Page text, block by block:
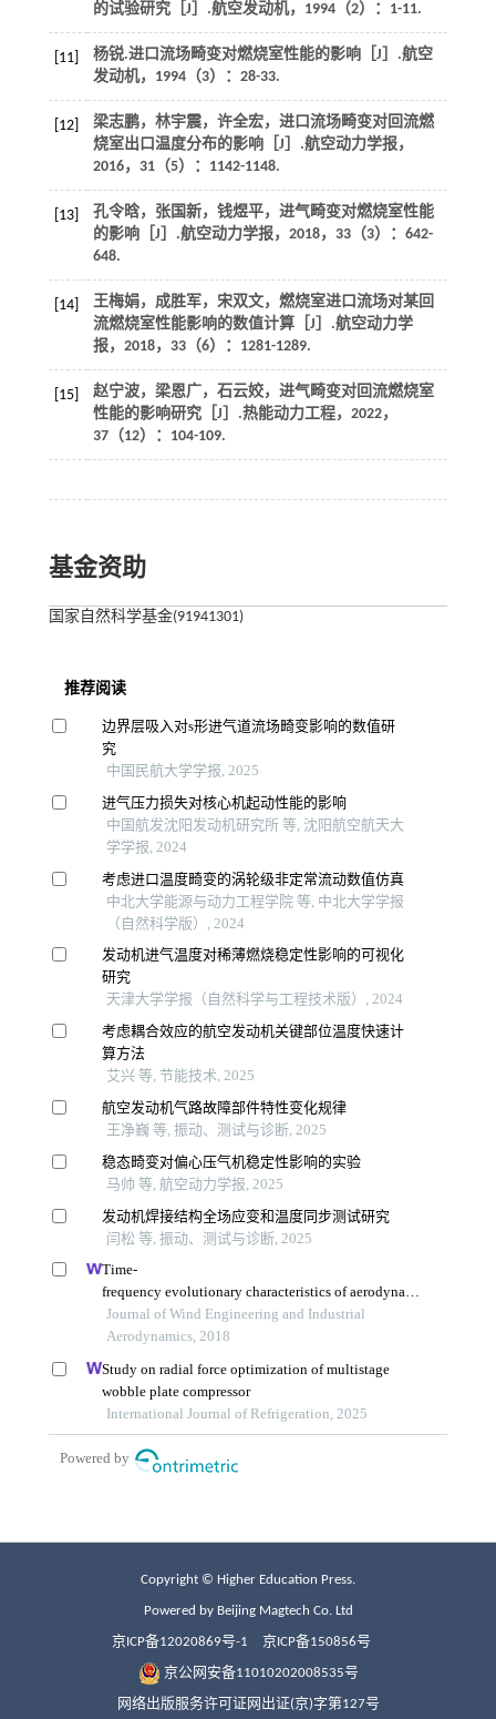
的试验研究［J］.航空发动机， 1994（2）：1-11.
[11] 杨锐.进口流场畸变对燃烧室性能的影响［J］.航空
发动机， 1994（3）：28-33.
[12]
梁志鹏，林宇震，许全宏，进口流场畸变对回流燃
烧室出口温度分布的影响［J］.航空动力学报，
2016， 31（5）：1142-1148.
[13]
孔令晗，张国新，钱煜平，进气畸变对燃烧室性能
的影响［J］.航空动力学报， 2018， 33（3）：642-
648.
[14]
王梅娟，成胜军，宋双文，燃烧室进口流场对某回
流燃烧室性能影响的数值计算［J］.航空动力学
报， 2018， 33（6）：1281-1289.
[15]
赵宁波，梁恩广，石云姣，进气畸变对回流燃烧室
性能的影响研究［J］.热能动力工程， 2022，
37（12）：104-109.
基金资助
国家自然科学基金(91941301)
Copyright © Higher Education Press.
Powered by Beijing Magtech Co. Ltd
京ICP备12020869号-1 京ICP备150856号
京公网安备11010202008535号
网络出版服务许可证网出证(京)字第127号